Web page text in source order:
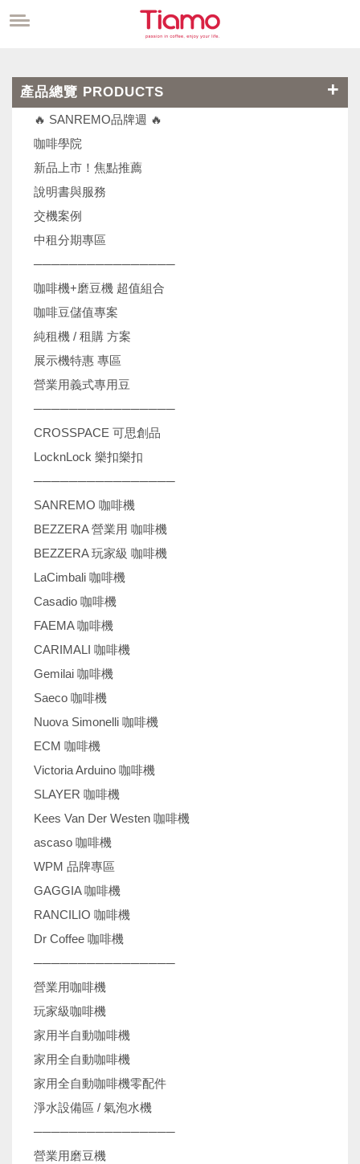
產品總覽 PRODUCTS
🔥 SANREMO品牌週 🔥
咖啡學院
新品上市！焦點推薦
說明書與服務
交機案例
中租分期專區
────────────────
咖啡機+磨豆機 超值組合
咖啡豆儲值專案
純租機 / 租購 方案
展示機特惠 專區
營業用義式專用豆
────────────────
CROSSPACE 可思創品
LocknLock 樂扣樂扣
────────────────
SANREMO 咖啡機
BEZZERA 營業用 咖啡機
BEZZERA 玩家級 咖啡機
LaCimbali 咖啡機
Casadio 咖啡機
FAEMA 咖啡機
CARIMALI 咖啡機
Gemilai 咖啡機
Saeco 咖啡機
Nuova Simonelli 咖啡機
ECM 咖啡機
Victoria Arduino 咖啡機
SLAYER 咖啡機
Kees Van Der Westen 咖啡機
ascaso 咖啡機
WPM 品牌專區
GAGGIA 咖啡機
RANCILIO 咖啡機
Dr Coffee 咖啡機
────────────────
營業用咖啡機
玩家級咖啡機
家用半自動咖啡機
家用全自動咖啡機
家用全自動咖啡機零配件
淨水設備區 / 氣泡水機
────────────────
營業用磨豆機